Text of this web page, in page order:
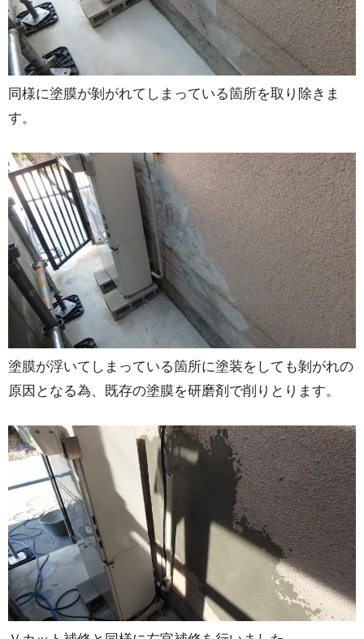
同様に塗膜が剝がれてしまっている箇所を取り除きま
す。
塗膜が浮いてしまっている箇所に塗装をしても剝がれの
原因となる為、既存の塗膜を研磨剤で削りとります。